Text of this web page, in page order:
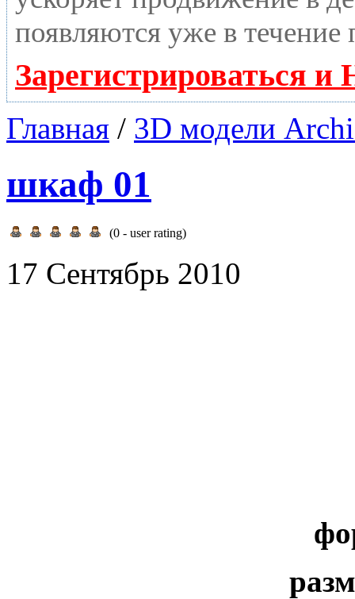
появляются уже в
Зарегистрироваться
Главная / 3D модели
шкаф 01
(0 - user rating)
17 Сентябрь 2010